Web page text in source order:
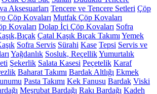
Aksesuarları Tencere ve Tencere Setleri Çöp
Çöp Kovaları Mutfak Çöp Kovaları
Kovaları Dolap İçi Çöp Kovaları Sofra
Çatal Kaşık Bıçak Takımı Yemek
Sofra Servis Sürahi Kase Tepsi Servis ve
Yağdanlık Sosluk, ReçellikYumurtalık
Şekerlik Salata Kasesi Peçetelik Karaf
Baharat Takımı Bardak Altlığı Ekmek
Pasta Takımı Kek Fanusu Bardak Viski
Meşrubat Bardağı Rakı Bardağı Kadeh